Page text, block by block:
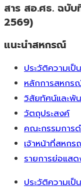
สาร สอ.ศธ. ฉบับ
2569)
แนะนำสหกรณ์
ประวัติความเป็
หลักการสหกร
วิสัยทัศน์และพั
วัตถุประสงค์
คณะกรรมการด
เจ้าหน้าที่สหก
รายการย่อแส
ประวัติความเป็